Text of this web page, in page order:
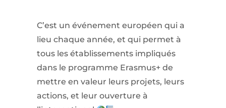
C’est un événement européen qui a
lieu chaque année, et qui permet à
tous les établissements impliqués
dans le programme Erasmus+ de
mettre en valeur leurs projets, leurs
actions, et leur ouverture à